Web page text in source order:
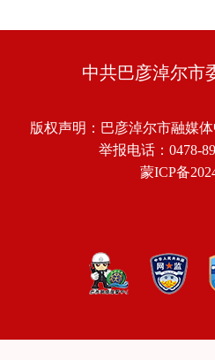
中共巴彦淖尔市
版权声明：巴彦淖尔市融媒
举报电话：0478-
蒙ICP备